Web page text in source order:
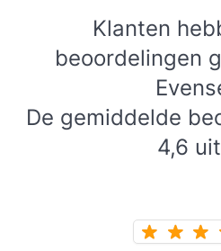
Klanten
beoordelingen
De gemiddelde
4,6